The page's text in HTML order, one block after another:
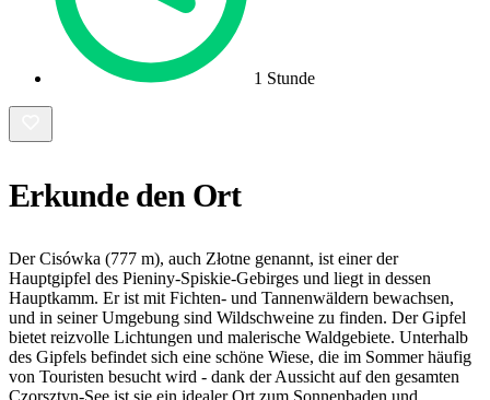
1 Stunde
Erkunde den Ort
Der Cisówka (777 m), auch Złotne genannt, ist einer der
Hauptgipfel des Pieniny-Spiskie-Gebirges und liegt in dessen
Hauptkamm. Er ist mit Fichten- und Tannenwäldern bewachsen,
und in seiner Umgebung sind Wildschweine zu finden. Der Gipfel
bietet reizvolle Lichtungen und malerische Waldgebiete. Unterhalb
des Gipfels befindet sich eine schöne Wiese, die im Sommer häufig
von Touristen besucht wird - dank der Aussicht auf den gesamten
Czorsztyn-See ist sie ein idealer Ort zum Sonnenbaden und